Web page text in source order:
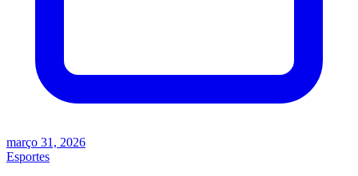
março 31, 2026
Esportes